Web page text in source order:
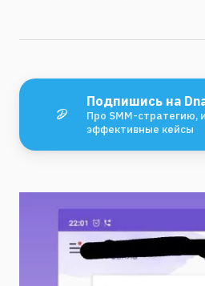
Подпишись на
Про SMM-стратегию,
эффективные кейсы